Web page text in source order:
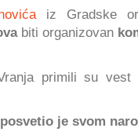
iz Gradske
biti organizovan
primili su vest
posvetio je svom